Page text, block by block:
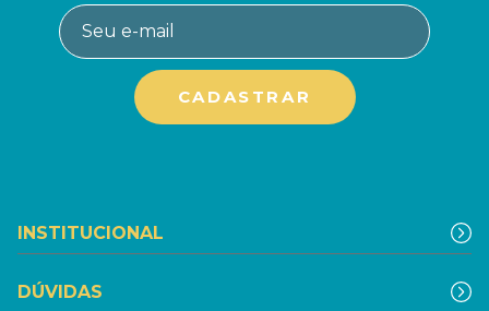
INSTITUCIONAL
DÚVIDAS